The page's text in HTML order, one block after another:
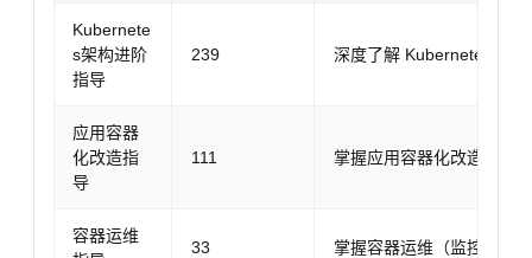
Kubernete
s架构进阶
指导
239 深度了解 Kubernetes架构
应用容器
化改造指
导
111 掌握应用容器化改造的流
容器运维
33 掌握容器运维（监控、日